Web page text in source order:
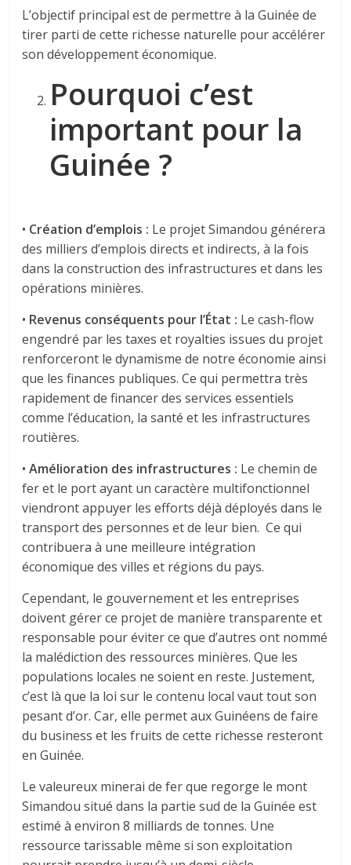
L’objectif principal est de permettre à la Guinée de
tirer parti de cette richesse naturelle pour accélérer
son développement économique.
Pourquoi c’est
important pour la
Guinée ?
​•​ Création d’emplois : Le projet Simandou générera
des milliers d’emplois directs et indirects, à la fois
dans la construction des infrastructures et dans les
opérations minières.
​•​ Revenus conséquents pour l’État : Le cash-flow
engendré par les taxes et royalties issues du projet
renforceront le dynamisme de notre économie ainsi
que les finances publiques. Ce qui permettra très
rapidement de financer des services essentiels
comme l’éducation, la santé et les infrastructures
routières.
​•​Amélioration des infrastructures : Le chemin de
fer et le port ayant un caractère multifonctionnel
viendront appuyer les efforts déjà déployés dans le
transport des personnes et de leur bien. Ce qui
contribuera à une meilleure intégration
économique des villes et régions du pays.
Cependant, le gouvernement et les entreprises
doivent gérer ce projet de manière transparente et
responsable pour éviter ce que d’autres ont nommé
la malédiction des ressources minières. Que les
populations locales ne soient en reste. Justement,
c’est là que la loi sur le contenu local vaut tout son
pesant d’or. Car, elle permet aux Guinéens de faire
du business et les fruits de cette richesse resteront
en Guinée.
Le valeureux minerai de fer que regorge le mont
Simandou situé dans la partie sud de la Guinée est
estimé à environ 8 milliards de tonnes. Une
ressource tarissable même si son exploitation